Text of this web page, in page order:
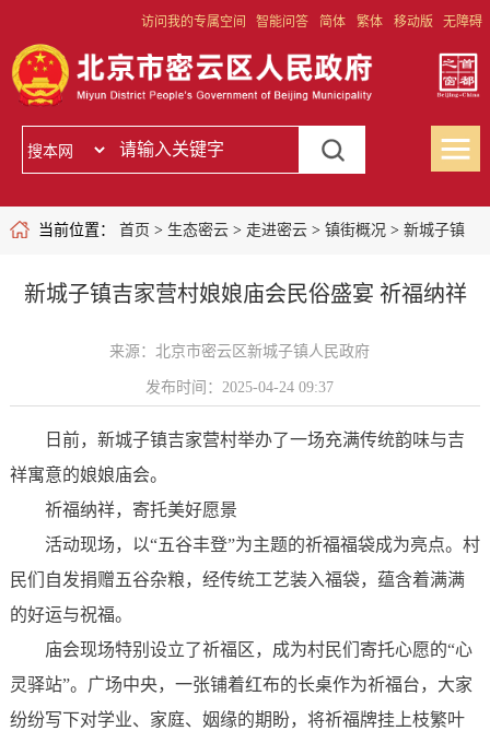
访问我的专属空间 智能问答 简体 繁体 移动版 无障碍
当前位置： 首页 > 生态密云> 走进密云> 镇街概况 > 新城子镇
新城子镇吉家营村娘娘庙会民俗盛宴 祈福纳祥
来源：北京市密云区新城子镇人民政府
发布时间：2025-04-24 09:37
日前，新城子镇吉家营村举办了一场充满传统韵味与吉
祥寓意的娘娘庙会。
祈福纳祥，寄托美好愿景
活动现场，以“五谷丰登”为主题的祈福福袋成为亮点。村
民们自发捐赠五谷杂粮，经传统工艺装入福袋，蕴含着满满
的好运与祝福。
庙会现场特别设立了祈福区，成为村民们寄托心愿的“心
灵驿站”。广场中央，一张铺着红布的长桌作为祈福台，大家
纷纷写下对学业、家庭、姻缘的期盼，将祈福牌挂上枝繁叶